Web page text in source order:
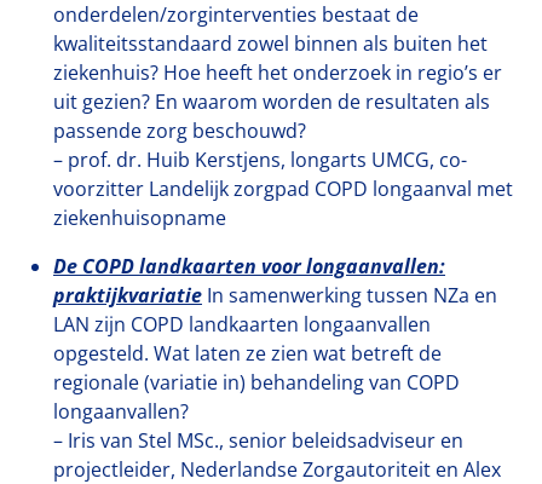
onderdelen/zorginterventies bestaat de
kwaliteitsstandaard zowel binnen als buiten het
ziekenhuis? Hoe heeft het onderzoek in regio’s er
uit gezien? En waarom worden de resultaten als
passende zorg beschouwd?
– prof. dr. Huib Kerstjens, longarts UMCG, co-
voorzitter Landelijk zorgpad COPD longaanval met
ziekenhuisopname
De COPD landkaarten voor longaanvallen:
praktijkvariatie In samenwerking tussen NZa en
LAN zijn COPD landkaarten longaanvallen
opgesteld. Wat laten ze zien wat betreft de
regionale (variatie in) behandeling van COPD
longaanvallen?
– Iris van Stel MSc., senior beleidsadviseur en
projectleider, Nederlandse Zorgautoriteit en Alex